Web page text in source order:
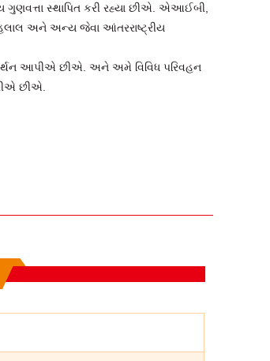
સ્થાપિત કરી રહ્યા છીએ. એઆઈબી,
અને અન્ય જેવા આંતરરાષ્ટ્રીય
આપીએ છીએ. અને અમે વિવિધ પરિવહન
છીએ.